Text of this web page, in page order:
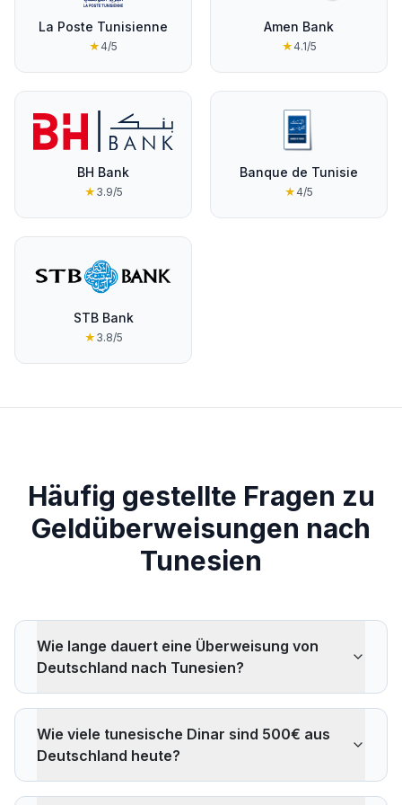
La Poste Tunisienne
★ 4/5
Amen Bank
★ 4.1/5
BH Bank
★ 3.9/5
Banque de Tunisie
★ 4/5
STB Bank
★ 3.8/5
Häufig gestellte Fragen zu
Geldüberweisungen nach
Tunesien
Wie lange dauert eine Überweisung von
Deutschland nach Tunesien?
Bargeldabholungen in Minuten. Banküberweisungen
über Ria oder Remitly dauern 1–2 Werktage.
TaptapSend und LemFi liefern oft innerhalb weniger
Stunden.
Wie viele tunesische Dinar sind 500€ aus
Deutschland heute?